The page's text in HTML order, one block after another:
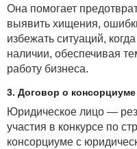
Она помогает
выявить хищения,
избежать ситуаций,
наличии, обеспечивая
работу бизнеса.
3. Договор о
Юридическое лицо —
участия в конкурсе по
консорциуме с